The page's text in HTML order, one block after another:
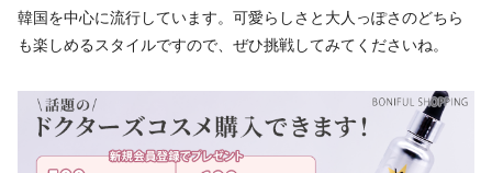
韓国を中心に流行しています。可愛らしさと大人っぽさのどちら
も楽しめるスタイルですので、ぜひ挑戦してみてくださいね。